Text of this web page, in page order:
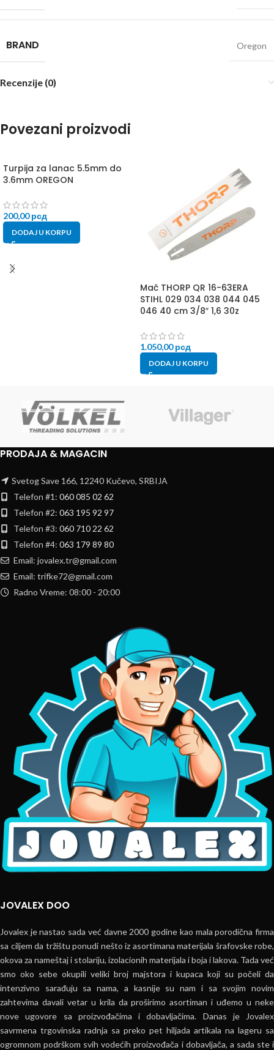
BRAND Oregon
Recenzije (0)
Povezani proizvodi
Turpija za lanac 5.5mm do
3.6mm OREGON
200,00рсд
DODAJ U KORPU
Mač THORP QR 16-63ERA
STIHL 029 034 038 044 045
046 40 cm 3/8″ 1,6 30z
1.050,00рсд
DODAJ U KORPU
PRODAJA & MAGACIN
Svetog Save 166, 12240 Kučevo, SRBIJA
Telefon #1: 060 085 02 62
Telefon #2: 063 195 92 97
Telefon #3: 060 710 22 62
Telefon #4: 063 179 89 80
Email: jovalex.tr@gmail.com
Email: trifke72@gmail.com
Radno Vreme: 08:00 - 20:00
JOVALEX DOO
Jovalex je nastao sada već davne 2000 godine kao mala porodična firma
sa ciljem da tržištu ponudi nešto iz asortimana materijala šrafovske robe,
okova za nameštaj i stolariju, izolacionih materijala i boja i lakova. Tada već
smo oko sebe okupili veliki broj majstora i kupaca koji su počeli da
intenzivno sarađuju sa nama, a kasnije su nam i sa svojim novim
zahtevima davali vetar u krila da proširimo asortiman i uđemo u neke
nove ugovore sa proizvođačima i dobavljačima. Danas je Jovalex
savrmena trgovinska radnja sa preko pet hiljada artikala na lageru sa
ogromnom podrškom svih vodećih proizvođača i dobavljača, a sada ste i